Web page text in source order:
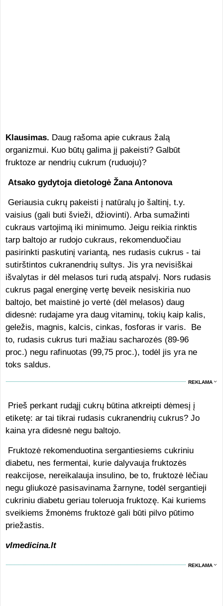
Klausimas. Daug rašoma apie cukraus žalą
organizmui. Kuo būtų galima jį pakeisti? Galbūt
fruktoze ar nendrių cukrum (ruduoju)?
Atsako gydytoja dietologė Žana Antonova
Geriausia cukrų pakeisti į natūralų jo šaltinį, t.y.
vaisius (gali buti švieži, džiovinti). Arba sumažinti
cukraus vartojimą iki minimumo. Jeigu reikia rinktis
tarp baltojo ar rudojo cukraus, rekomenduočiau
pasirinkti paskutinį variantą, nes rudasis cukrus - tai
sutirštintos cukranendrių sultys. Jis yra nevisiškai
išvalytas ir dėl melasos turi rudą atspalvį. Nors rudasis
cukrus pagal energinę vertę beveik nesiskiria nuo
baltojo, bet maistinė jo vertė (dėl melasos) daug
didesnė: rudajame yra daug vitaminų, tokių kaip kalis,
geležis, magnis, kalcis, cinkas, fosforas ir varis. Be
to, rudasis cukrus turi mažiau sacharozės (89-96
proc.) negu rafinuotas (99,75 proc.), todėl jis yra ne
toks saldus.
REKLAMA
Prieš perkant rudąjį cukrų būtina atkreipti dėmesį į
etiketę: ar tai tikrai rudasis cukranendrių cukrus? Jo
kaina yra didesnė negu baltojo.
Fruktozė rekomenduotina sergantiesiems cukriniu
diabetu, nes fermentai, kurie dalyvauja fruktozės
reakcijose, nereikalauja insulino, be to, fruktozė lėčiau
negu gliukozė pasisavinama žarnyne, todėl sergantieji
cukriniu diabetu geriau toleruoja fruktozę. Kai kuriems
sveikiems žmonėms fruktozė gali būti pilvo pūtimo
priežastis.
vlmedicina.lt
REKLAMA